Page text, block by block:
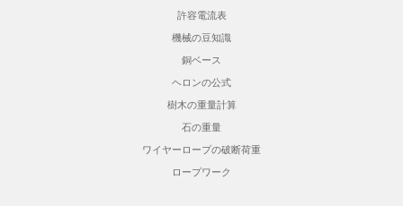
許容電流表
機械の豆知識
銅ベース
ヘロンの公式
樹木の重量計算
石の重量
ワイヤーロープの破断荷重
ロープワーク